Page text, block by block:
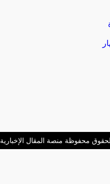
محفوظة منصة المقال الإخبارية 2024 ©